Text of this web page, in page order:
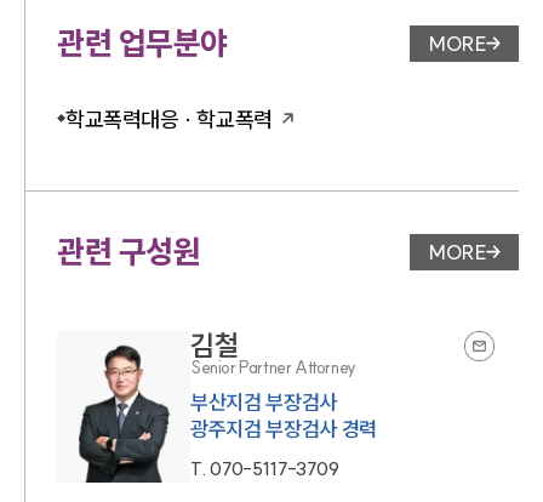
관련 업무분야 업무분야
MORE
학교폭력대응 · 학교폭력
관련 구성원 변호사 페
MORE
김철
Senior Partner Attorney
부산지검 부장검사
광주지검 부장검사 경력
T.070-5117-3709